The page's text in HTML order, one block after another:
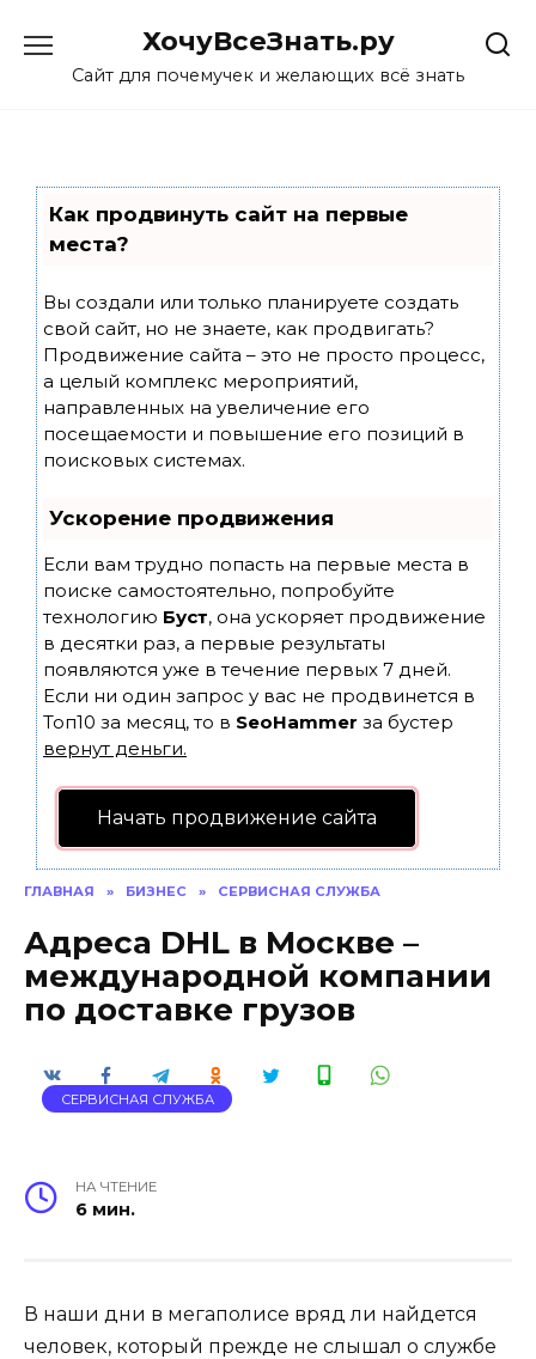
content
ХочуВсеЗнать.ру
Сайт для почемучек и желающих всё знать
Как продвинуть сайт на первые
места?
Вы создали или только планируете создать
свой сайт, но не знаете, как продвигать?
Продвижение сайта – это не просто процесс,
а целый комплекс мероприятий,
направленных на увеличение его
посещаемости и повышение его позиций в
поисковых системах.
Ускорение продвижения
Если вам трудно попасть на первые места в
поиске самостоятельно, попробуйте
технологию Буст, она ускоряет продвижение
в десятки раз, а первые результаты
появляются уже в течение первых 7 дней.
Если ни один запрос у вас не продвинется в
Топ10 за месяц, то в SeoHammer за бустер
вернут деньги.
Начать продвижение сайта
ГЛАВНАЯ » БИЗНЕС » СЕРВИСНАЯ СЛУЖБА
Адреса DHL в Москве –
международной компании
по доставке грузов
СЕРВИСНАЯ СЛУЖБА
НА ЧТЕНИЕ
6 мин.
В наши дни в мегаполисе вряд ли найдется
человек, который прежде не слышал о службе